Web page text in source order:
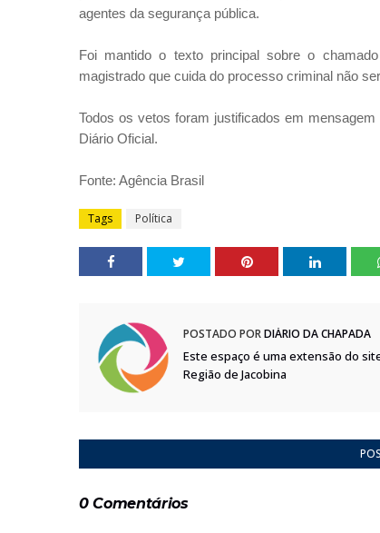
agentes da segurança pública.
Foi mantido o texto principal sobre o
magistrado que cuida do processo criminal não
Todos os vetos foram justificados em
Diário Oficial.
Fonte: Agência Brasil
Tags Política
POSTADO PORDIÁRIO DA CHAPADA
Este espaço é uma extensão do
Região de Jacobina
0 Comentários